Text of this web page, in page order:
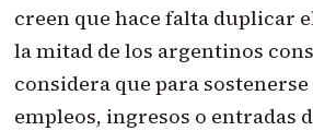
creen que hace falta duplicar
la mitad de los argentinos
considera que para
empleos, ingresos o entradas